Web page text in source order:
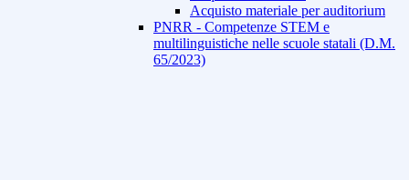
Acquisto materiale per auditorium
PNRR - Competenze STEM e
multilinguistiche nelle scuole statali (D.M.
65/2023)